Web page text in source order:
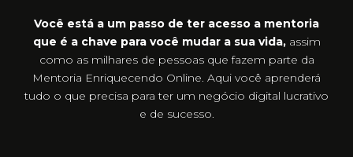
Você está a um passo de ter acesso a mentoria
que é a chave para você mudar a sua vida,assim
como as milhares de pessoas que fazem parte da
Mentoria Enriquecendo Online. Aqui você aprenderá
tudo o que precisa para ter um negócio digital lucrativo
e de sucesso.